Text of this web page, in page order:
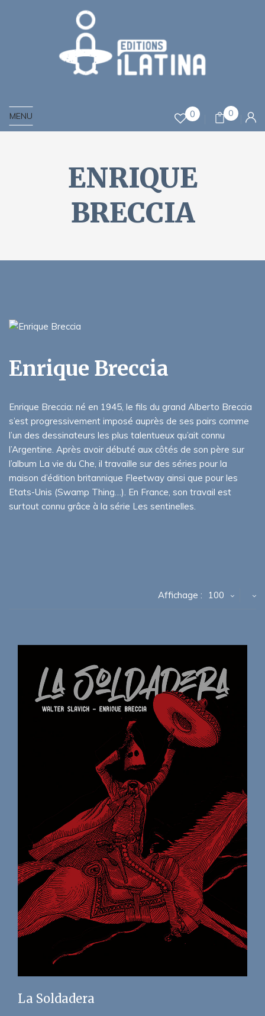
MENU 0 0
ENRIQUE
BRECCIA
Enrique Breccia
Enrique Breccia: né en 1945, le fils du grand Alberto Breccia
s’est progressivement imposé auprès de ses pairs comme
l’un des dessinateurs les plus talentueux qu’ait connu
l’Argentine. Après avoir débuté aux côtés de son père sur
l’album La vie du Che, il travaille sur des séries pour la
maison d’édition britannique Fleetway ainsi que pour les
Etats-Unis (Swamp Thing…). En France, son travail est
surtout connu grâce à la série Les sentinelles.
Affichage : 100
La Soldadera